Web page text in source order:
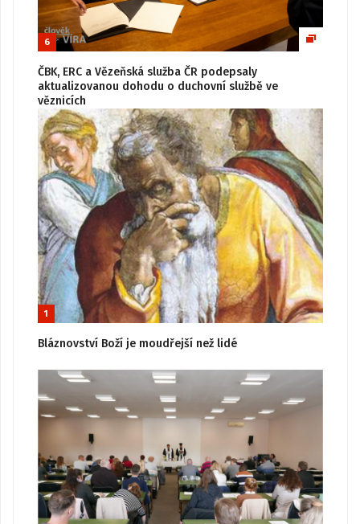
6
ČBK, ERC a Vězeňská služba ČR podepsaly
aktualizovanou dohodu o duchovní službě ve
věznicích
1
Bláznovství Boží je moudřejší než lidé